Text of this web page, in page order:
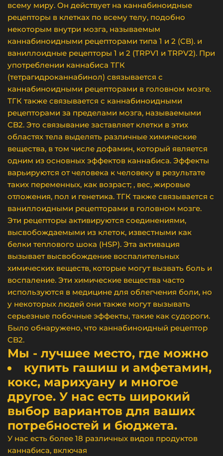
всему миру. Он действует на каннабиноидные
рецепторы в клетках по всему телу, подобно
некоторым внутри мозга, называемым
каннабиноидными рецепторами типа 1 и 2 (CB). и
ваниллоидные рецепторы 1 и 2 (TRPV1 и TRPV2). При
употреблении каннабиса ТГК
(тетрагидроканнабинол) связывается с
каннабиноидными рецепторами в головном мозге.
ТГК также связывается с каннабиноидными
рецепторами за пределами мозга, называемыми
CB2. Это связывание заставляет клетки в этих
областях тела выделять различные химические
вещества, в том числе дофамин, который является
одним из основных эффектов каннабиса. Эффекты
варьируются от человека к человеку в результате
таких переменных, как возраст; , вес, жировые
отложения, пол и генетика. ТГК также связывается с
ваниллоидными рецепторами в головном мозге.
Эти рецепторы активируются соединениями,
высвобождаемыми из клеток, известными как
белки теплового шока (HSP). Эта активация
вызывает высвобождение воспалительных
химических веществ, которые могут вызвать боль и
воспаление. Эти химические вещества часто
используются в медицине для облегчения боли, но
у некоторых людей они также могут вызывать
серьезные побочные эффекты, такие как судороги.
Было обнаружено, что каннабиноидный рецептор
CB2.
Мы - лучшее место, где можно
купить гашиш и амфетамин,
кокс, марихуану и многое
другое. У нас есть широкий
выбор вариантов для ваших
потребностей и бюджета.
У нас есть более 18 различных видов продуктов
каннабиса, включая